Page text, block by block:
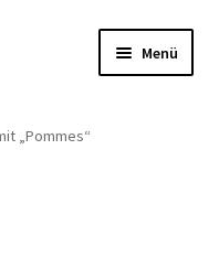
Menü
„Pommes“